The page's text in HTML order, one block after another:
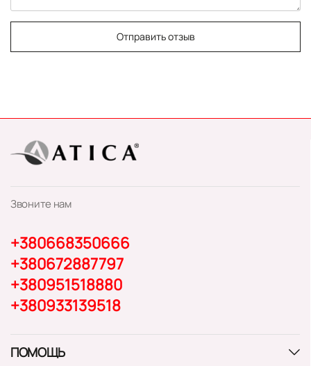
Отправить отзыв
Звоните нам
+380668350666
+380672887797
+380951518880
+380933139518
ПОМОЩЬ